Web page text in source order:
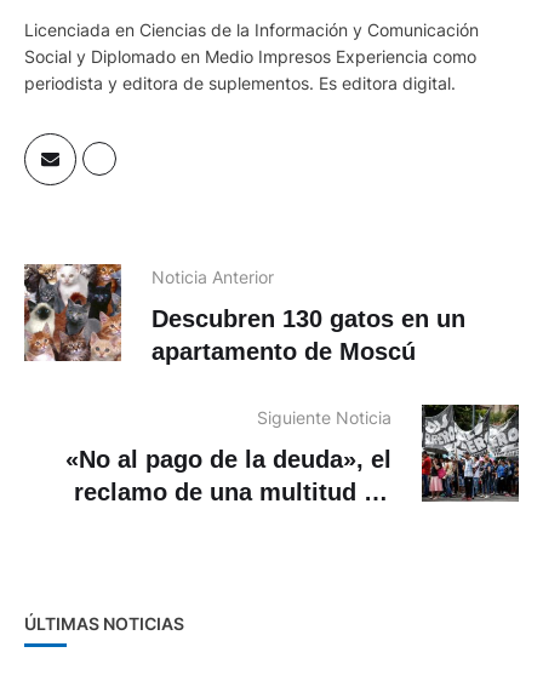
Licenciada en Ciencias de la Información y Comunicación
Social y Diplomado en Medio Impresos Experiencia como
periodista y editora de suplementos. Es editora digital.
Noticia Anterior
Descubren 130 gatos en un
apartamento de Moscú
Siguiente Noticia
«No al pago de la deuda», el
reclamo de una multitud en
ÚLTIMAS NOTICIAS